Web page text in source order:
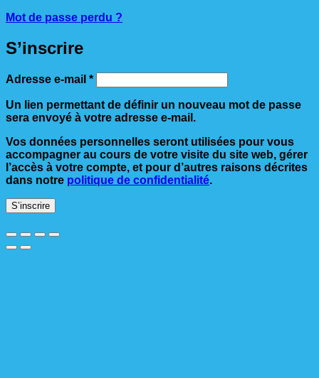
Mot de passe perdu ?
S’inscrire
Adresse e-mail *Obligatoire
Un lien permettant de définir un nouveau mot de passe
sera envoyé à votre adresse e-mail.
Vos données personnelles seront utilisées pour vous
accompagner au cours de votre visite du site web, gérer
l’accès à votre compte, et pour d’autres raisons décrites
dans notre politique de confidentialité.
S’inscrire